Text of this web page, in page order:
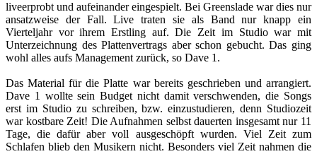
liveerprobt und aufeinander eingespielt. Bei Greenslade war dies nur
ansatzweise der Fall. Live traten sie als Band nur knapp ein
Vierteljahr vor ihrem Erstling auf. Die Zeit im Studio war mit
Unterzeichnung des Plattenvertrags aber schon gebucht. Das ging
wohl alles aufs Management zurück, so Dave 1.
Das Material für die Platte war bereits geschrieben und arrangiert.
Dave 1 wollte sein Budget nicht damit verschwenden, die Songs
erst im Studio zu schreiben, bzw. einzustudieren, denn Studiozeit
war kostbare Zeit! Die Aufnahmen selbst dauerten insgesamt nur 11
Tage, die dafür aber voll ausgeschöpft wurden. Viel Zeit zum
Schlafen blieb den Musikern nicht. Besonders viel Zeit nahmen die